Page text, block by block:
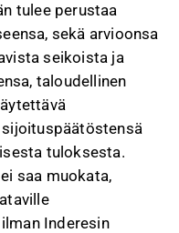
tulee perustaa
sekä arvioonsa
seikoista ja
taloudellinen
sijoituspäätöstensä
tuloksesta.
saa muokata,
Inderesin